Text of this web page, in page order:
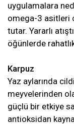
uygulamalara
omega-3 asitleri
tutar. Yararlı
öğünlerde
Karpuz
Yaz aylarında
meyvelerinden
güçlü bir etkiye
antioksidan